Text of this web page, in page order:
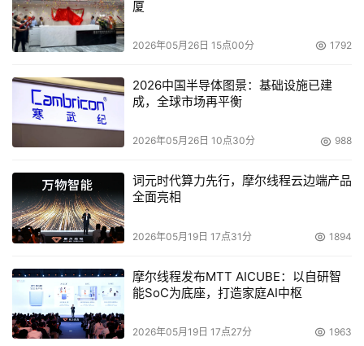
到了甜头。正因此，更不会放弃服务这个新兴的庞大市场。
这方面，IBM无疑又是个非常好的佐证。在与Deb Dutta见
Canova业已表示博科并不缺乏提供优质服务的能力，而是
缺乏服务方面的收入。而Deb Dutta陈述的则是，将重点发
展提供专业的服务或支持，博科为客户提供4G产品、
Tapestry产品。通过与客户长期的接触，发现博科能够给客
户别的强大的服务或支持，所以博科现在要把这些服务或支
持落实下来，更大限度的提高客户对SAN的使用。就像以前
卖博科的产品一样，博科现在所做的就是把博科的服务都变
成一个一个的数据包，然后通过自身的和合作伙伴提供给最
博科同时也成立了专门的服务支持小组，总部设在新加
坡，在整个亚太地区都有顾问服务人员，包括在北京的顾问
厦
2026年05月26日 15点00分 1792
2026中国半导体图景：基础设施已建
成，全球市场再平衡
2026年05月26日 10点30分 988
词元时代算力先行，摩尔线程云边端产品
全面亮相
2026年05月19日 17点31分 1894
摩尔线程发布MTT AICUBE：以自研智
能SoC为底座，打造家庭AI中枢
2026年05月19日 17点27分 1963